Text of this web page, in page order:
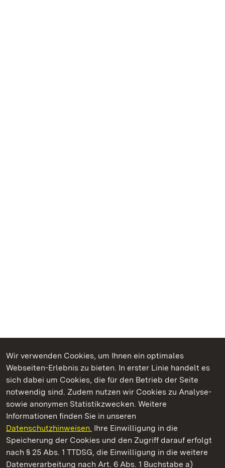
Wir verwenden Cookies, um Ihnen ein optimales
Webseiten-Erlebnis zu bieten. In erster Linie handelt es
sich dabei um Cookies, die für den Betrieb der Seite
notwendig sind. Zudem nutzen wir Cookies zu Analyse-
sowie anonymen Statistikzwecken. Weitere
Informationen finden Sie in unseren
Datenschutzhinweisen. Ihre Einwilligung in die
Speicherung der Cookies und den Zugriff darauf erfolgt
nach § 25 Abs. 1 TTDSG, die Einwilligung in die weitere
Datenverarbeitung nach Art. 6 Abs. 1 Buchstabe a)
Kommen. Staunen. Genießen.
Residenzschloss Ludwigsburg
Staatliche Schlösser und Gärten Baden-Württemberg